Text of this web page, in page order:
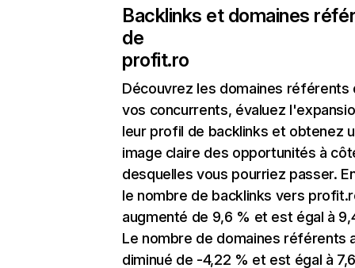
Backlinks et domaines
de
profit.ro
Découvrez les domaines référents
vos concurrents, évaluez
leur profil de backlinks et obtenez
image claire des opportunités à
desquelles vous pourriez passer.
le nombre de backlinks vers
augmenté de 9,6 % et est égal à
Le nombre de domaines référents
diminué de -4,22 % et est égal à